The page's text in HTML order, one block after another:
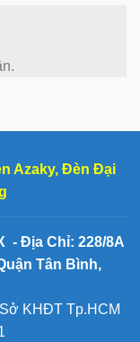
Azaky, Đèn Đại
- Địa Chỉ: 228/8A
Tân Bình,
KHĐT Tp.HCM